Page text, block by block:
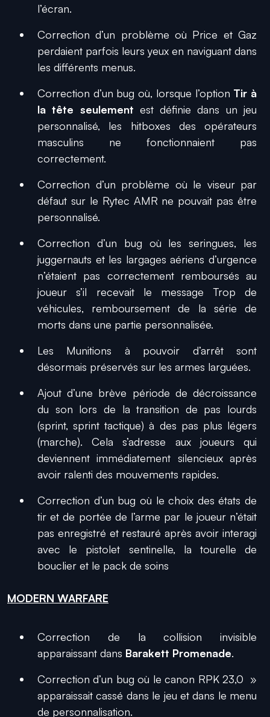
l’écran.
Correction d’un problème où Price et Gaz
perdaient parfois leurs yeux en naviguant dans
les différents menus.
Correction d’un bug où, lorsque l’option Tir à
la tête seulement est définie dans un jeu
personnalisé, les hitboxes des opérateurs
masculins ne fonctionnaient pas
correctement.
Correction d’un problème où le viseur par
défaut sur le Rytec AMR ne pouvait pas être
personnalisé.
Correction d’un bug où les seringues, les
juggernauts et les largages aériens d’urgence
n’étaient pas correctement remboursés au
joueur s’il recevait le messageTrop de
véhicules, remboursement de la série de
morts dans une partie personnalisée.
Les Munitions à pouvoir d’arrêt sont
désormais préservés sur les armes larguées.
Ajout d’une brève période de décroissance
du son lors de la transition de pas lourds
(sprint, sprint tactique) à des pas plus légers
(marche). Cela s’adresse aux joueurs qui
deviennent immédiatement silencieux après
avoir ralenti des mouvements rapides.
Correction d’un bug où le choix des états de
tir et de portée de l’arme par le joueur n’était
pas enregistré et restauré après avoir interagi
avec le pistolet sentinelle, la tourelle de
bouclier et le pack de soins
MODERN WARFARE
Correction de la collision invisible
apparaissant dans Barakett Promenade.
Correction d’un bug où le canon RPK 23,0 »
apparaissait cassé dans le jeu et dans le menu
de personnalisation.